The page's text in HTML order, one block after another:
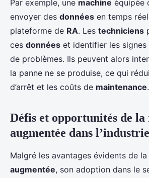
Par exemple, une machine équipée
envoyer des données en temps
plateforme de RA. Les techniciens
ces données et identifier les
de problèmes. Ils peuvent alors
la panne ne se produise, ce qui
d’arrêt et les coûts de maintenance.
Défis et opportunités de
augmentée dans l’industrie
Malgré les avantages évidents de la
augmentée, son adoption dans le